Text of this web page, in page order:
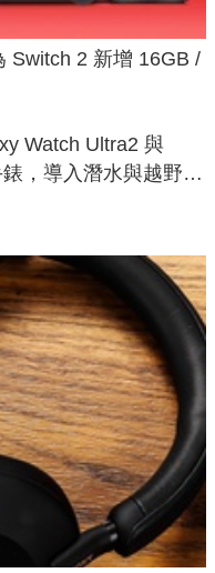
Switch 2 新增 16GB /
Watch Ultra2 與
，導入潛水與越野跑